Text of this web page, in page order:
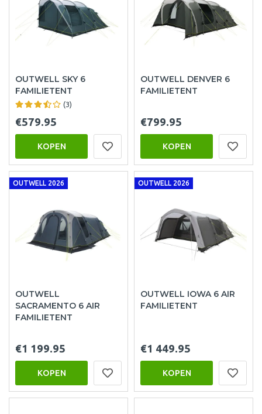
OUTWELL SKY 6
FAMILIETENT
(3)
€579.95
KOPEN
OUTWELL DENVER 6
FAMILIETENT
€799.95
KOPEN
OUTWELL 2026
OUTWELL
SACRAMENTO 6 AIR
FAMILIETENT
€1 199.95
KOPEN
OUTWELL 2026
OUTWELL IOWA 6 AIR
FAMILIETENT
€1 449.95
KOPEN